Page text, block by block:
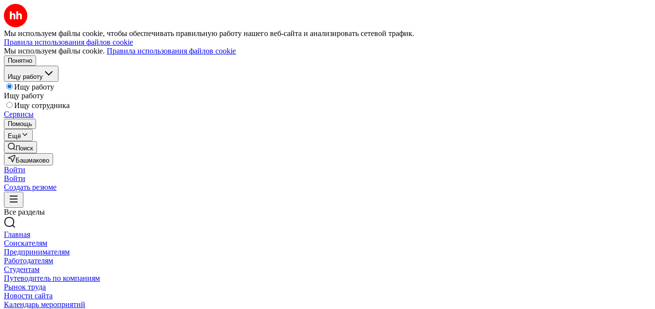
Мы используем файлы cookie, чтобы обеспечивать правильную работу нашего веб-сайта и анализировать сетевой трафик.
Правила использования файлов cookie
Мы используем файлы cookie. Правила использования файлов cookie
Понятно
Ищу работу
Ищу работу
Ищу работу
Ищу сотрудника
Сервисы
Помощь
Ещё
Поиск
Башмаково
Войти
Войти
Создать резюме
Все разделы
Главная
Соискателям
Предпринимателям
Работодателям
Студентам
Путеводитель по компаниям
Рынок труда
Новости сайта
Календарь мероприятий